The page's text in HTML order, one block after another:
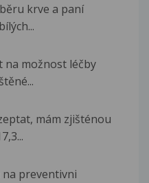
krve a paní
na možnost léčby
mám zjišténou
na preventivni